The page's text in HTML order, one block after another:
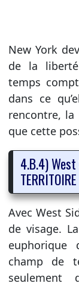
New York
de la
temps
dans ce
rencontre, la
que cette
4.B.4)
Avec West
de visage.
euphorique
champ de
seulement